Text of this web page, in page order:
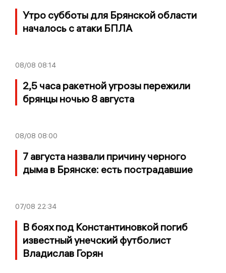
Утро субботы для Брянской области
началось с атаки БПЛА
08/08 08:14
2,5 часа ракетной угрозы пережили
брянцы ночью 8 августа
08/08 08:00
7 августа назвали причину черного
дыма в Брянске: есть пострадавшие
07/08 22:34
В боях под Константиновкой погиб
известный унечский футболист
Владислав Горян